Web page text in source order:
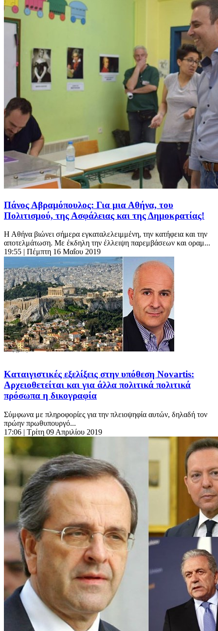
Πάνος Αβραμόπουλος: Για μια Αθήνα, του
Πολιτισμού, της Ασφάλειας και της Δημοκρατίας!
Η Αθήνα βιώνει σήμερα εγκαταλελειμμένη, την κατήφεια και την
αποτελμάτωση. Με έκδηλη την έλλειψη παρεμβάσεων και οραμ...
19:55 | Πέμπτη 16 Μαΐου 2019
Καταιγιστικές εξελίξεις στην υπόθεση Novartis:
Αρχειοθετείται και για άλλα πολιτικά πολιτικά
πρόσωπα η δικογραφία
Σύμφωνα με πληροφορίες για την πλειοψηφία αυτών, δηλαδή τον
πρώην πρωθυπουργό...
17:06 | Τρίτη 09 Απριλίου 2019